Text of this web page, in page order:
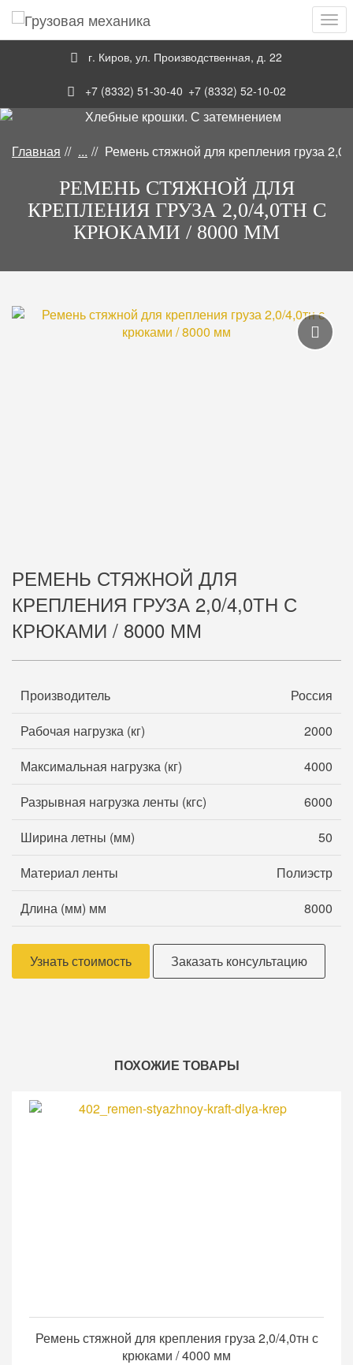
Skip
to
г. Киров, ул. Производственная, д. 22
+7 (8332) 51-30-40 +7 (8332) 52-10-02
Навигация
Главная ...
Стяжные, буксировочные ремни и сети
Ремень стяжной для крепления груза
РЕМЕНЬ СТЯЖНОЙ ДЛЯ
КРЕПЛЕНИЯ ГРУЗА 2,0/4,0ТН С
КРЮКАМИ / 8000 ММ
Галерея
РЕМЕНЬ СТЯЖНОЙ ДЛЯ
КРЕПЛЕНИЯ ГРУЗА 2,0/4,0ТН С
КРЮКАМИ / 8000 ММ
Производитель
Россия
Рабочая нагрузка (кг)
2000
Максимальная нагрузка (кг)
4000
Разрывная нагрузка ленты (кгс)
6000
Ширина летны (мм)
50
Материал ленты
Полиэстр
Длина (мм) мм
8000
Узнать стоимость Заказать консультацию
ПОХОЖИЕ ТОВАРЫ
Ремень стяжной для крепления груза 2,0/4,0тн с
крюками / 4000 мм